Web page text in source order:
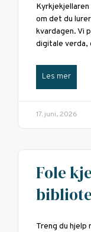
om det du
kvardagen. Vi
digitale verda,
Les mer
17. juni, 2026
Fole
Treng du hjelp